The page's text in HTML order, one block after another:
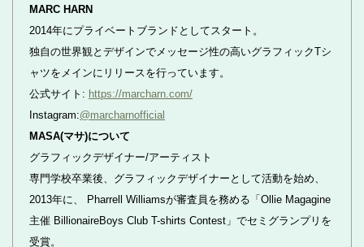
MARC HARN
2014年にプライベートブランドとしてスタート。
独自の世界観とデザインでメッセージ性の高いグラフィックTシ
ャツをメインにリリースを行っています。
公式サイト: https://marcharn.com/
Instagram:@marcharnofficial
MASA(マサ)について
グラフィックデザイナー/アーティスト
専門学校卒業後、グラフィックデザイナーとして活動を始め、
2013年に、 Pharrell Williamsが審査員を務める「Ollie Magagine
主催 BillionaireBoys Club T-shirts Contest」でセミグランプリを
受賞。